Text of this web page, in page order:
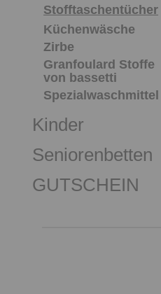
Stofftaschentücher
Küchenwäsche
Zirbe
Granfoulard Stoffe
von bassetti
Spezialwaschmittel
Kinder
Seniorenbetten
GUTSCHEIN